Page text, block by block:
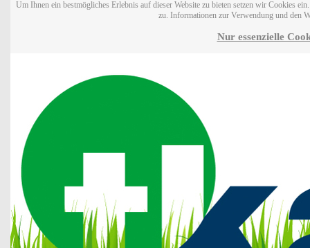
Um Ihnen ein bestmögliches Erlebnis auf dieser Website zu bieten setzen wir Cookies
zu. Informationen zur Verwendung und den
Nur essenzielle